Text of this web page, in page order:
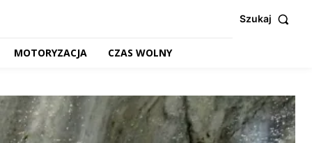
Szukaj
MOTORYZACJA CZAS WOLNY